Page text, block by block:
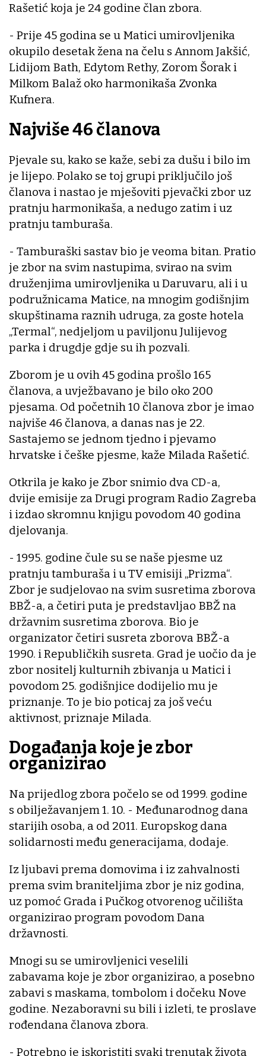
Rašetić koja je 24 godine član zbora.
- Prije 45 godina se u Matici umirovljenika
okupilo desetak žena na čelu s Annom Jakšić,
Lidijom Bath, Edytom Rethy, Zorom Šorak i
Milkom Balaž oko harmonikaša Zvonka
Kufnera.
Najviše 46 članova
Pjevale su, kako se kaže, sebi za dušu i bilo im
je lijepo. Polako se toj grupi priključilo još
članova i nastao je mješoviti pjevački zbor uz
pratnju harmonikaša, a nedugo zatim i uz
pratnju tamburaša.
- Tamburaški sastav bio je veoma bitan. Pratio
je zbor na svim nastupima, svirao na svim
druženjima umirovljenika u Daruvaru, ali i u
podružnicama Matice, na mnogim godišnjim
skupštinama raznih udruga, za goste hotela
„Termal“, nedjeljom u paviljonu Julijevog
parka i drugdje gdje su ih pozvali.
Zborom je u ovih 45 godina prošlo 165
članova, a uvježbavano je bilo oko 200
pjesama. Od početnih 10 članova zbor je imao
najviše 46 članova, a danas nas je 22.
Sastajemo se jednom tjedno i pjevamo
hrvatske i češke pjesme, kaže Milada Rašetić.
Otkrila je kako je Zbor snimio dva CD-a,
dvije emisije za Drugi program Radio Zagreba
i izdao skromnu knjigu povodom 40 godina
djelovanja.
- 1995. godine čule su se naše pjesme uz
pratnju tamburaša i u TV emisiji „Prizma“.
Zbor je sudjelovao na svim susretima zborova
BBŽ-a, a četiri puta je predstavljao BBŽ na
državnim susretima zborova. Bio je
organizator četiri susreta zborova BBŽ-a
1990. i Republičkih susreta. Grad je uočio da je
zbor nositelj kulturnih zbivanja u Matici i
povodom 25. godišnjice dodijelio mu je
priznanje. To je bio poticaj za još veću
aktivnost, priznaje Milada.
Događanja koje je zbor
organizirao
Na prijedlog zbora počelo se od 1999. godine
s obilježavanjem 1. 10. - Međunarodnog dana
starijih osoba, a od 2011. Europskog dana
solidarnosti među generacijama, dodaje.
Iz ljubavi prema domovima i iz zahvalnosti
prema svim braniteljima zbor je niz godina,
uz pomoć Grada i Pučkog otvorenog učilišta
organizirao program povodom Dana
državnosti.
Mnogi su se umirovljenici veselili
zabavama koje je zbor organizirao, a posebno
zabavi s maskama, tombolom i dočeku Nove
godine. Nezaboravni su bili i izleti, te proslave
rođendana članova zbora.
- Potrebno je iskoristiti svaki trenutak života